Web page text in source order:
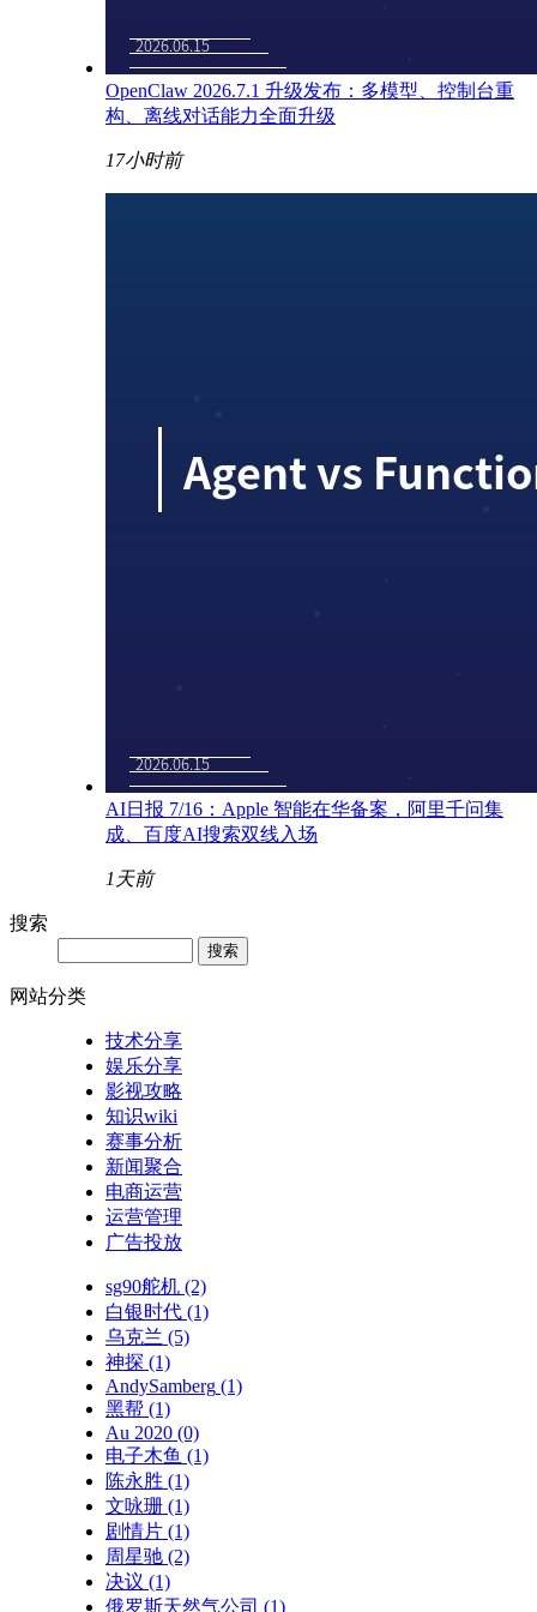
OpenClaw 2026.7.1 升级发布：多模型、控制台重
构、离线对话能力全面升级
17小时前
AI日报 7/16：Apple 智能在华备案，阿里千问集
成、百度AI搜索双线入场
1天前
搜索
网站分类
技术分享
娱乐分享
影视攻略
知识wiki
赛事分析
新闻聚合
电商运营
运营管理
广告投放
sg90舵机 (2)
白银时代 (1)
乌克兰 (5)
神探 (1)
AndySamberg (1)
黑帮 (1)
Au 2020 (0)
电子木鱼 (1)
陈永胜 (1)
文咏珊 (1)
剧情片 (1)
周星驰 (2)
决议 (1)
俄罗斯天然气公司 (1)